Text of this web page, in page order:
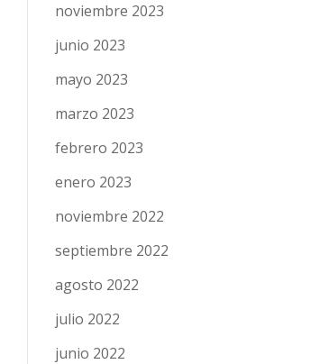
noviembre 2023
junio 2023
mayo 2023
marzo 2023
febrero 2023
enero 2023
noviembre 2022
septiembre 2022
agosto 2022
julio 2022
junio 2022